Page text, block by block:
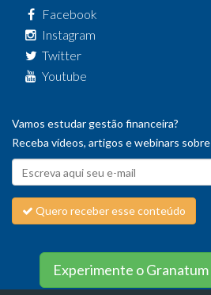
Facebook
Instagram
Twitter
Youtube
Vamos estudar gestão financeira?
Receba vídeos, artigos e webinars
Quero receber esse conteúdo
Experimente o